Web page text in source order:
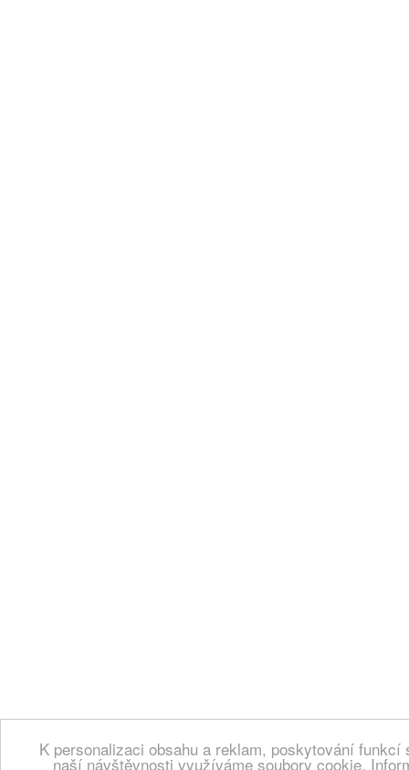
K personalizaci obsahu a reklam, poskytování
naší návštěvnosti využíváme soubory cookie.